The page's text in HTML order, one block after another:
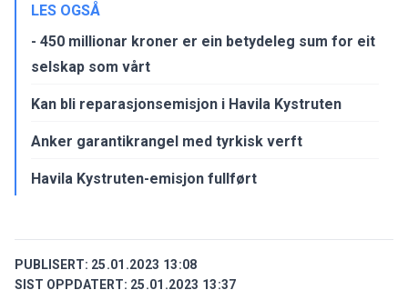
LES OGSÅ
- 450 millionar kroner er ein betydeleg sum for eit
selskap som vårt
Kan bli reparasjonsemisjon i Havila Kystruten
Anker garantikrangel med tyrkisk verft
Havila Kystruten-emisjon fullført
PUBLISERT: 25.01.2023 13:08
SIST OPPDATERT: 25.01.2023 13:37